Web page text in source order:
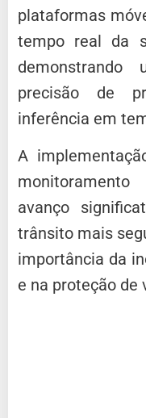
plataformas
tempo real da
precisão de
inferência em
A
avanço
trânsito mais
importância da
e na proteção de